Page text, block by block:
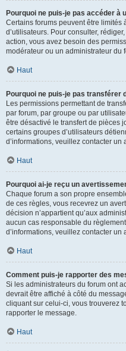
Pourquoi ne puis-je pas accéder à
Certains forums peuvent être limités
d’utilisateurs. Pour consulter,
action, vous avez besoin des
modérateur ou un administrateur du
Haut
Pourquoi ne puis-je pas transférer
Les permissions permettant de
par forum, par groupe ou par
être désactivé le transfert de pièces
certains groupes d’utilisateurs
d’informations, veuillez contacter un
Haut
Pourquoi ai-je reçu un
Chaque forum a son propre
de ces règles, vous recevrez un
décision n’appartient qu’aux
aucun cas responsable du
d’informations, veuillez contacter un
Haut
Comment puis-je rapporter des
Si les administrateurs du forum ont
devrait être affiché à côté du
cliquant sur celui-ci, vous trouverez
rapporter le message.
Haut